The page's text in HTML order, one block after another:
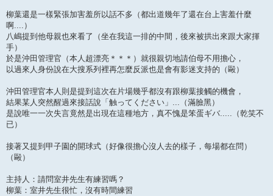
柳葉還是一樣緊張加害羞所以話不多（都出道幾年了還在台上害羞什麼
啊....）
八嶋提到他母親也來看了（坐在我這一排的中間，後來被拱出來跟大家揮
手）
於是沖田管理官（本人超漂亮＊＊＊）就很親切地請伯母不用擔心，
以過來人身份說在大搜系列裡再怎麼反派也是會有影迷支持的（毆）
沖田管理官本人則是提到這次在片場幾乎都沒有跟柳葉接觸的機會，
結果某人突然醒過來接話說「触ってください」...（滿臉黑）
是說唯一一次失言竟然是出現在這種地方，真不愧是笨蛋ギバ.....（乾笑不
已）
接著又提到甲子園的開球式（好像很擔心沒人去的樣子，每場都在問）
（毆）
主持人：請問室井先生有練習嗎？
柳葉：室井先生很忙，沒有時間練習